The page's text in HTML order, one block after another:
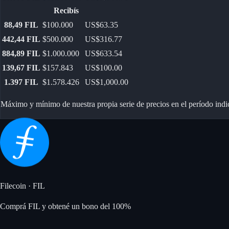
Recibís
88,49 FIL $100.000
US$63.35
442,44 FIL $500.000
US$316.77
884,89 FIL $1.000.000
US$633.54
139,67 FIL $157.843
US$100.00
1.397 FIL $1.578.426 US$1,000.00
Máximo y mínimo de nuestra propia serie de precios en el período
Filecoin · FIL
Comprá FIL y obtené un bono del 100%